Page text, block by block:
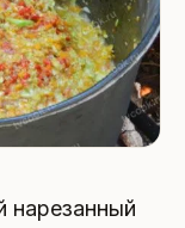
нарезанный